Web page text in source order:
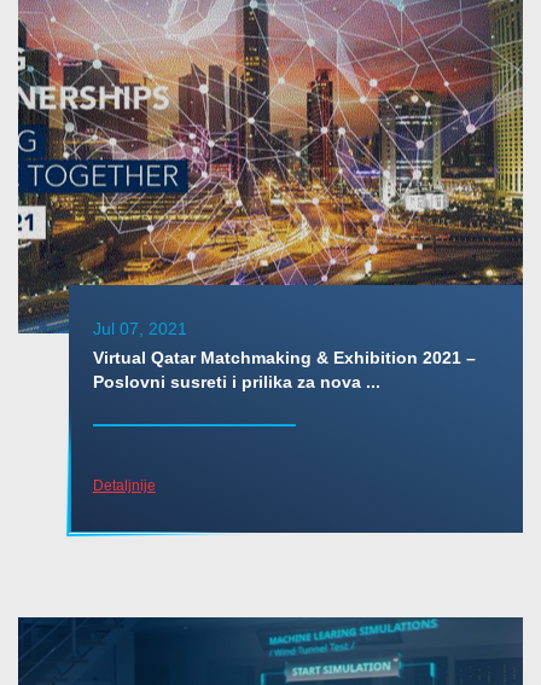
Jul 07, 2021
Virtual Qatar Matchmaking & Exhibition 2021 –
Poslovni susreti i prilika za nova ...
Detaljnije